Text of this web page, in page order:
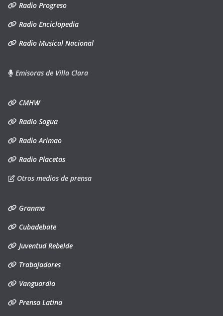
Radio Progreso
Radio Enciclopedia
Radio Musical Nacional
Emisoras de Villa Clara
CMHW
Radio Sagua
Radio Arimao
Radio Placetas
Otros medios de prensa
Granma
Cubadebate
Juventud Rebelde
Trabajadores
Vanguardia
Prensa Latina